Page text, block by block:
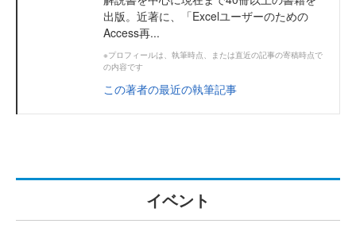
出版。近著に、「Excelユーザーのための
Access再...
※プロフィールは、執筆時点、または直近の記事の寄稿時点で
の内容です
この著者の最近の執筆記事
イベント